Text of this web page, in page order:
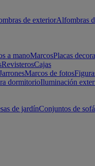
de exteriorAlfombras
a manoMarcosPlacas
RevisterosCajas
Marcos de fotos
dormitorioIluminación
de jardínConjuntos de